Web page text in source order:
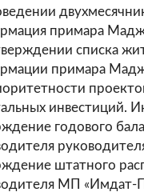
примара
списка
примара
инвестиций.
годового
штатного
МП «Имдат-